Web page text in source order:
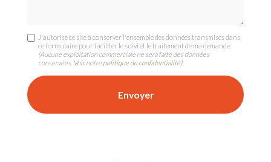
J'autorise ce site à conserver l'ensemble des données transmises dans
ce formulaire pour faciliter le suivi et le traitement de ma demande.
(Aucune exploitation commerciale ne sera faite des données
conservées. Voir notre politique de confidentialité)